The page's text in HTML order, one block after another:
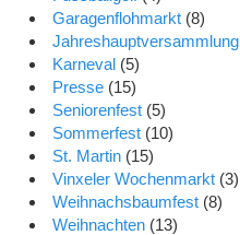
Garagenflohmarkt (8)
Jahreshauptversammlung
Karneval (5)
Presse (15)
Seniorenfest (5)
Sommerfest (10)
St. Martin (15)
Vinxeler Wochenmarkt (3)
Weihnachsbaumfest (8)
Weihnachten (13)